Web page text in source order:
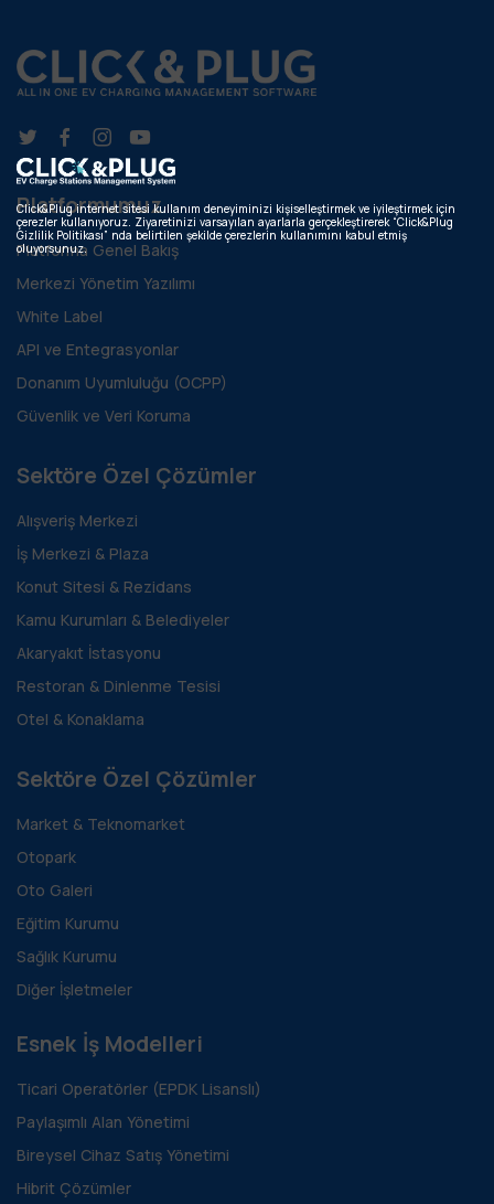
Platformumuz
Platforma Genel Bakış
Merkezi Yönetim Yazılımı
White Label
API ve Entegrasyonlar
Donanım Uyumluluğu (OCPP)
Güvenlik ve Veri Koruma
Sektöre Özel Çözümler
Alışveriş Merkezi
İş Merkezi & Plaza
Konut Sitesi & Rezidans
Kamu Kurumları & Belediyeler
Akaryakıt İstasyonu
Restoran & Dinlenme Tesisi
Otel & Konaklama
Sektöre Özel Çözümler
Market & Teknomarket
Otopark
Oto Galeri
Eğitim Kurumu
Sağlık Kurumu
Diğer İşletmeler
Esnek İş Modelleri
Ticari Operatörler (EPDK Lisanslı)
Paylaşımlı Alan Yönetimi
Bireysel Cihaz Satış Yönetimi
Hibrit Çözümler
Click&Plug internet sitesi kullanım deneyiminizi kişiselleştirmek ve iyileştirmek için
çerezler kullanıyoruz. Ziyaretinizi varsayılan ayarlarla gerçekleştirerek “Click&Plug
Gizlilik Politikası” nda belirtilen şekilde çerezlerin kullanımını kabul etmiş
oluyorsunuz.